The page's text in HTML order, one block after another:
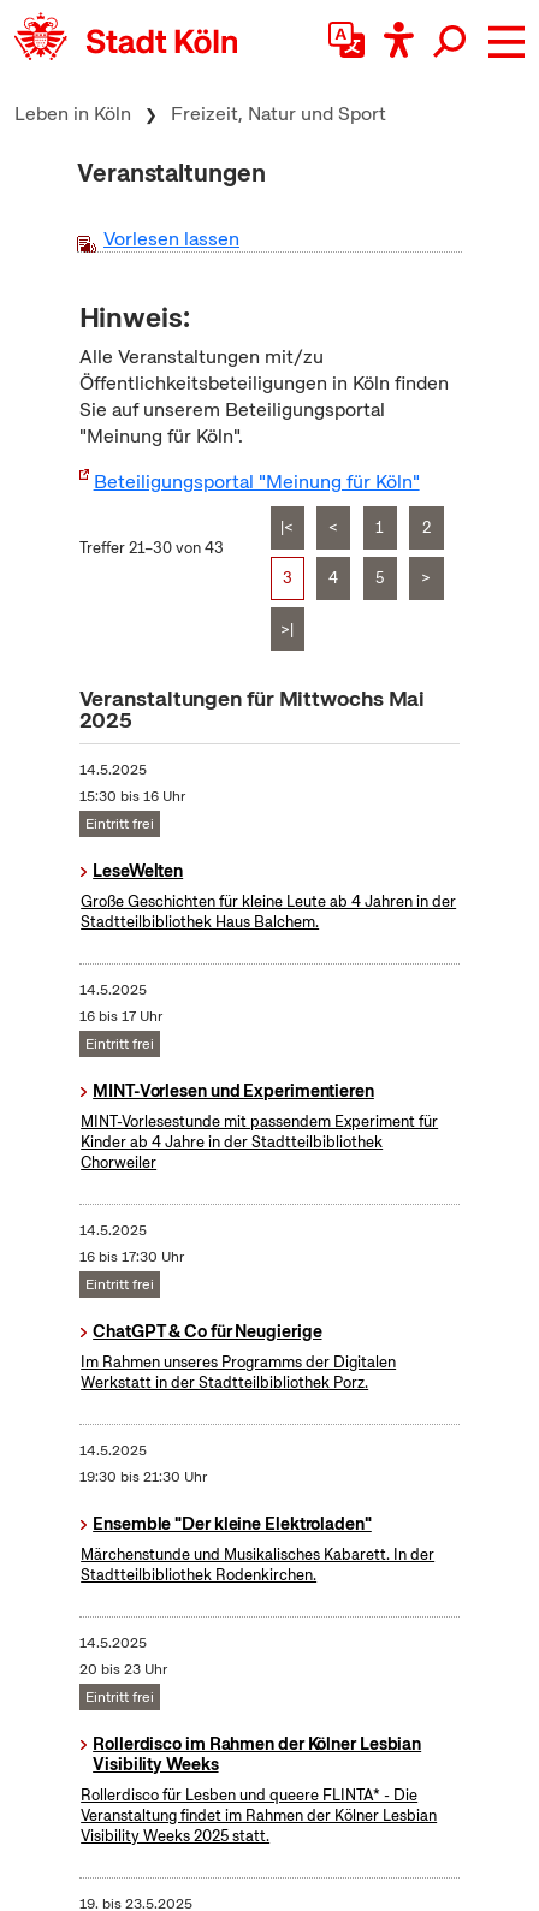
zum Inhalt springen
Leben in Köln Freizeit, Natur und Sport
Veranstaltungen
Vorlesen lassen
Hinweis:
Alle Veranstaltungen mit/zu
Öffentlichkeitsbeteiligungen in Köln finden
Sie auf unserem Beteiligungsportal
"Meinung für Köln".
Beteiligungsportal "Meinung für Köln"
Treffer 21–30 von 43
|< < 1 2
3 4 5 >
>|
Veranstaltungen für Mittwochs Mai
2025
14.5.2025
15:30 bis 16 Uhr
Eintritt frei
LeseWelten
Große Geschichten für kleine Leute ab 4 Jahren in der
Stadtteilbibliothek Haus Balchem.
14.5.2025
16 bis 17 Uhr
Eintritt frei
MINT-Vorlesen und Experimentieren
MINT-Vorlesestunde mit passendem Experiment für
Kinder ab 4 Jahre in der Stadtteilbibliothek
Chorweiler
14.5.2025
16 bis 17:30 Uhr
Eintritt frei
ChatGPT & Co für Neugierige
Im Rahmen unseres Programms der Digitalen
Werkstatt in der Stadtteilbibliothek Porz.
14.5.2025
19:30 bis 21:30 Uhr
Ensemble "Der kleine Elektroladen"
Märchenstunde und Musikalisches Kabarett. In der
Stadtteilbibliothek Rodenkirchen.
14.5.2025
20 bis 23 Uhr
Eintritt frei
Rollerdisco im Rahmen der Kölner Lesbian
Visibility Weeks
Rollerdisco für Lesben und queere FLINTA* - Die
Veranstaltung findet im Rahmen der Kölner Lesbian
Visibility Weeks 2025 statt.
19. bis23.5.2025